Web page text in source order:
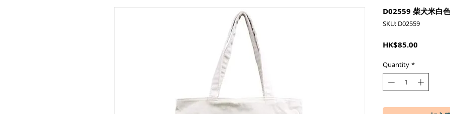
D02559 柴犬米白
SKU: D02559
HK$85.00
Quantity *